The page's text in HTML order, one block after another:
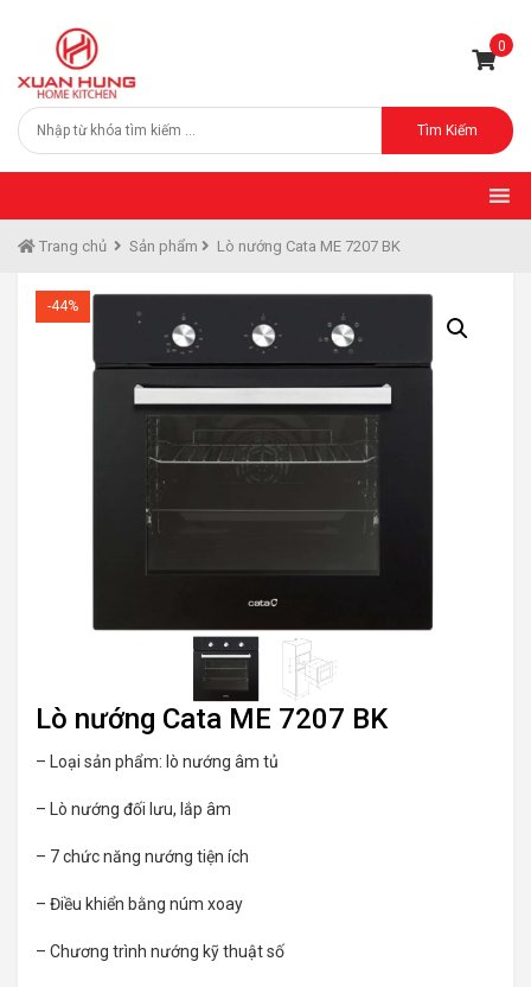
0
Tìm Kiếm
Trang chủ Sản phẩm Lò nướng Cata ME 7207 BK
-44%
Lò nướng Cata ME 7207 BK
– Loại sản phẩm: lò nướng âm tủ
– Lò nướng đối lưu, lắp âm
– 7 chức năng nướng tiện ích
– Điều khiển bằng núm xoay
– Chương trình nướng kỹ thuật số